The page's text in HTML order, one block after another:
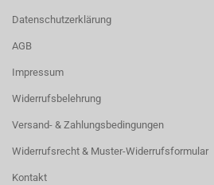
Datenschutzerklärung
AGB
Impressum
Widerrufsbelehrung
Versand- & Zahlungsbedingungen
Widerrufsrecht & Muster-Widerrufsformular
Kontakt